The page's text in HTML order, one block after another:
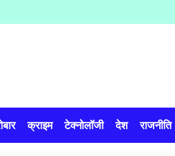
क्राइम टेक्नोलॉजी देश राजनीति